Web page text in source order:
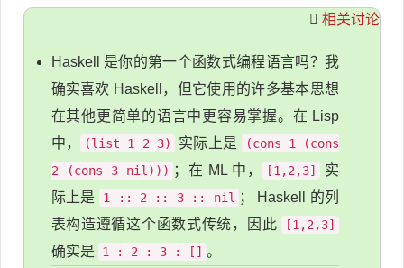
相关讨论
Haskell 是你的第一个函数式编程语言吗？我
确实喜欢 Haskell，但它使用的许多基本思想
在其他更简单的语言中更容易掌握。在 Lisp
中，
(list 1 2 3) 实际上是
(cons 1 (cons
2 (cons 3 nil))) ；在 ML 中， [1,2,3]
实
际上是
1 :: 2 :: 3 :: nil
； Haskell 的列
表构造遵循这个函数式传统，因此
[1,2,3]
确实是 1 : 2 : 3 : [] 。